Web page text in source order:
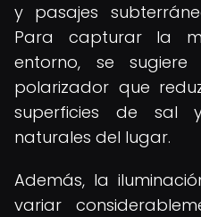
y pasajes
Para capturar la
entorno, se
polarizador que
superficies de sal
naturales del lugar.
Además, la
variar